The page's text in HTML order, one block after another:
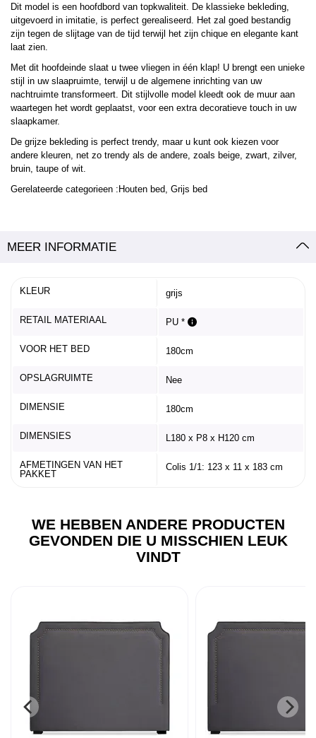
Dit model is een hoofdbord van topkwaliteit. De klassieke bekleding,
uitgevoerd in imitatie, is perfect gerealiseerd. Het zal goed bestandig
zijn tegen de slijtage van de tijd terwijl het zijn chique en elegante kant
laat zien.
Met dit hoofdeinde slaat u twee vliegen in één klap! U brengt een unieke
stijl in uw slaapruimte, terwijl u de algemene inrichting van uw
nachtruimte transformeert. Dit stijlvolle model kleedt ook de muur aan
waartegen het wordt geplaatst, voor een extra decoratieve touch in uw
slaapkamer.
De grijze bekleding is perfect trendy, maar u kunt ook kiezen voor
andere kleuren, net zo trendy als de andere, zoals beige, zwart, zilver,
bruin, taupe of wit.
Gerelateerde categorieen :Houten bed, Grijs bed
MEER INFORMATIE
KLEUR grijs
RETAIL MATERIAAL PU *
VOOR HET BED 180cm
OPSLAGRUIMTE Nee
DIMENSIE 180cm
DIMENSIES L180 x P8 x H120 cm
AFMETINGEN VAN HET
PAKKET
Colis 1/1: 123 x 11 x 183 cm
WE HEBBEN ANDERE PRODUCTEN
GEVONDEN DIE U MISSCHIEN LEUK
VINDT